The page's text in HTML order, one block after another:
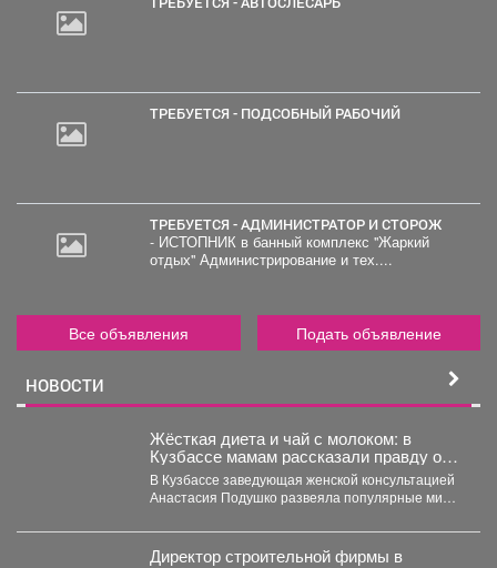
ТРЕБУЕТСЯ - ПОДСОБНЫЙ РАБОЧИЙ
ТРЕБУЕТСЯ - АДМИНИСТРАТОР И СТОРОЖ
- ИСТОПНИК в банный комплекс "Жаркий
отдых" Администрирование и тех....
Все объявления Подать объявление
НОВОСТИ
Жёсткая диета и чай с молоком: в
Кузбассе мамам рассказали правду о
грудном вскармливании
В Кузбассе заведующая женской консультацией
Анастасия Подушко развеяла популярные мифы
Директор строительной фирмы в